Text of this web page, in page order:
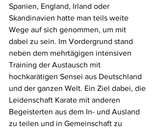
Spanien, England, Irland oder
Skandinavien hatte man teils weite
Wege auf sich genommen, um mit
dabei zu sein. Im Vordergrund stand
neben dem mehrtägigen intensiven
Training der Austausch mit
hochkarätigen Sensei aus Deutschland
und der ganzen Welt. Ein Ziel dabei, die
Leidenschaft Karate mit anderen
Begeisterten aus dem In- und Ausland
zu teilen und in Gemeinschaft zu